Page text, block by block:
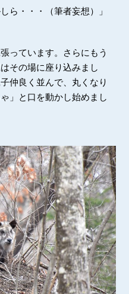
ら・・・（筆者妄想）」
っています。さらにもう
その場に座り込みまし
仲良く並んで、丸くなり
」と口を動かし始めまし